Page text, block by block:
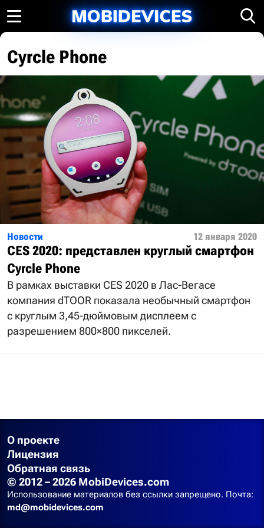
Cyrcle Phone
Новости 12 января 2020
СЕS 2020: представлен круглый смартфон
Cyrcle Phone
В рамках выставки СЕS 2020 в Лас-Вегасе
компания dTOOR показала необычный смартфон
с круглым 3,45-дюймовым дисплеем с
разрешением 800×800 пикселей.
О проекте
Лицензия
Обратная связь
© 2012 – 2026 MobiDevices.com
Использование материалов без ссылки запрещено. Почта:
md@mobidevices.com